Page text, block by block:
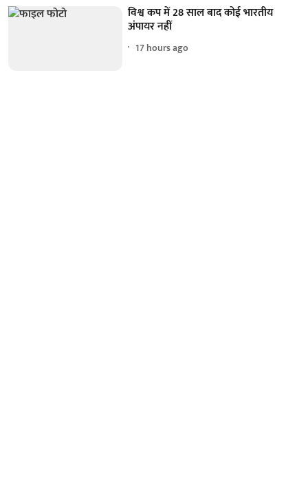
विश्व कप में 28 साल बाद कोई भारतीय
अंपायर नहीं
17 hours ago